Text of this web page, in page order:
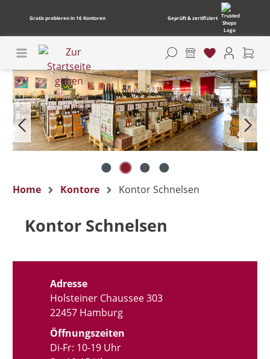
Gratis probieren in 16 Kontoren Geprüft & zertifiziert
Bildergalerie überspringen
Home Kontore Kontor Schnelsen
Kontor Schnelsen
Adresse
Holsteiner Chaussee 303
22457 Hamburg
Öffnungszeiten
Di-Fr: 10-19 Uhr